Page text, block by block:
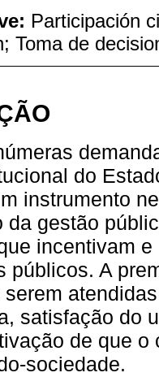
Participación
Toma de
do
instrumento
da gestão
incentivam
públicos. A
satisfação do
de que
sociedade.